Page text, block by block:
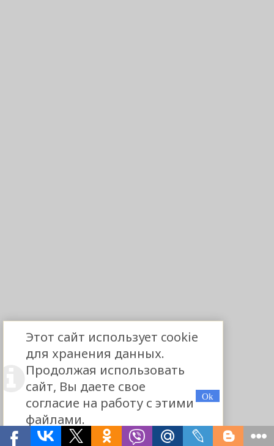
Этот сайт использует cookie
для хранения данных.
Продолжая использовать
сайт, Вы даете свое
согласие на работу с этими
файлами.